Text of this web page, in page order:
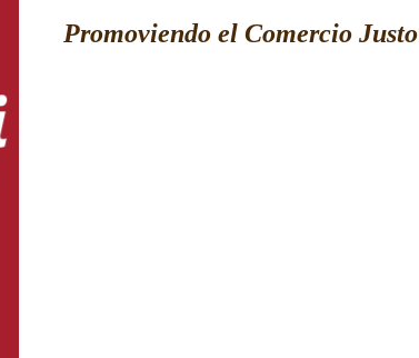
Promoviendo el Comercio Justo